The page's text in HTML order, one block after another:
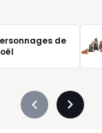
de
Précédent